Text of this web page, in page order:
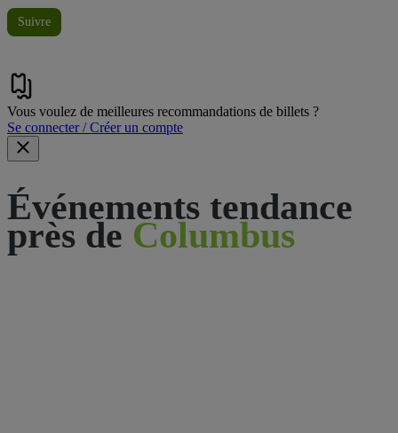
Suivre
Vous voulez de meilleures recommandations de billets ?
Se connecter / Créer un compte
Événements tendance
près de Columbus